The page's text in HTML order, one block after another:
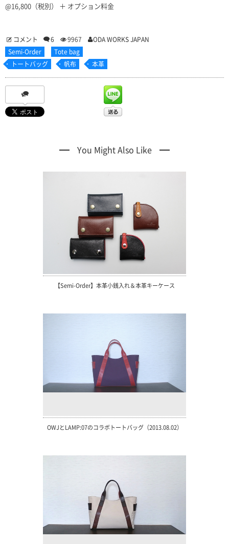
@16,800（税別） ＋ オプション料金
コメント 6 9967
ODA WORKS JAPAN
Semi-Order
Tote bag
トートバッグ
帆布 本革
You Might Also Like
【Semi-Order】本革小銭入れ＆本革キーケース
OWJとLAMP:07のコラボトートバッグ（2013.08.02）